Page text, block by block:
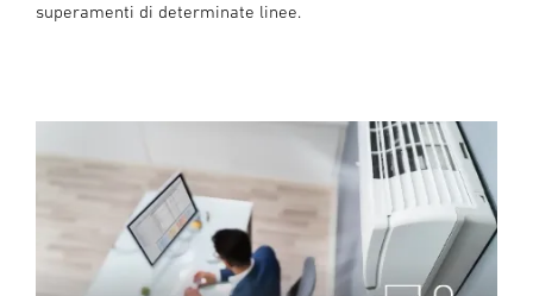
superamenti di determinate linee.